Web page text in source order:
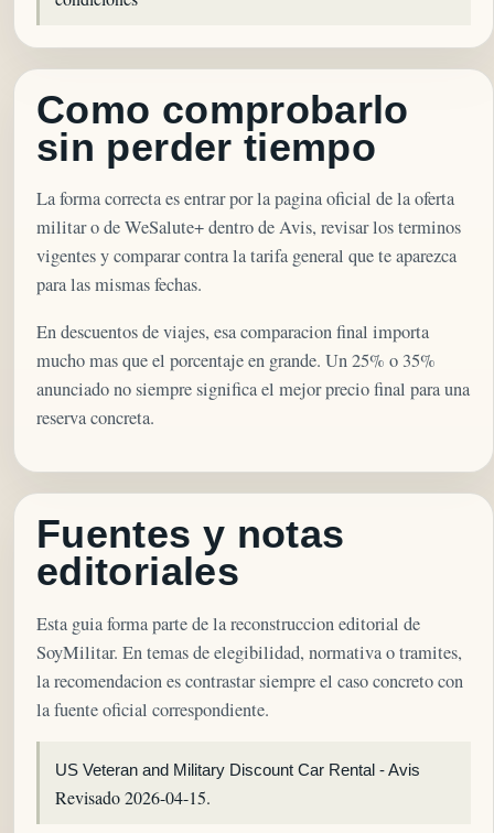
Como comprobarlo
sin perder tiempo
La forma correcta es entrar por la pagina oficial de la oferta
militar o de WeSalute+ dentro de Avis, revisar los terminos
vigentes y comparar contra la tarifa general que te aparezca
para las mismas fechas.
En descuentos de viajes, esa comparacion final importa
mucho mas que el porcentaje en grande. Un 25% o 35%
anunciado no siempre significa el mejor precio final para una
reserva concreta.
Fuentes y notas
editoriales
Esta guia forma parte de la reconstruccion editorial de
SoyMilitar. En temas de elegibilidad, normativa o tramites,
la recomendacion es contrastar siempre el caso concreto con
la fuente oficial correspondiente.
US Veteran and Military Discount Car Rental - Avis
Revisado 2026-04-15.